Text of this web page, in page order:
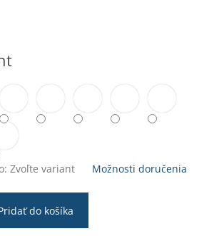
Zvoľte variant Možnosti doručenia
do košíka